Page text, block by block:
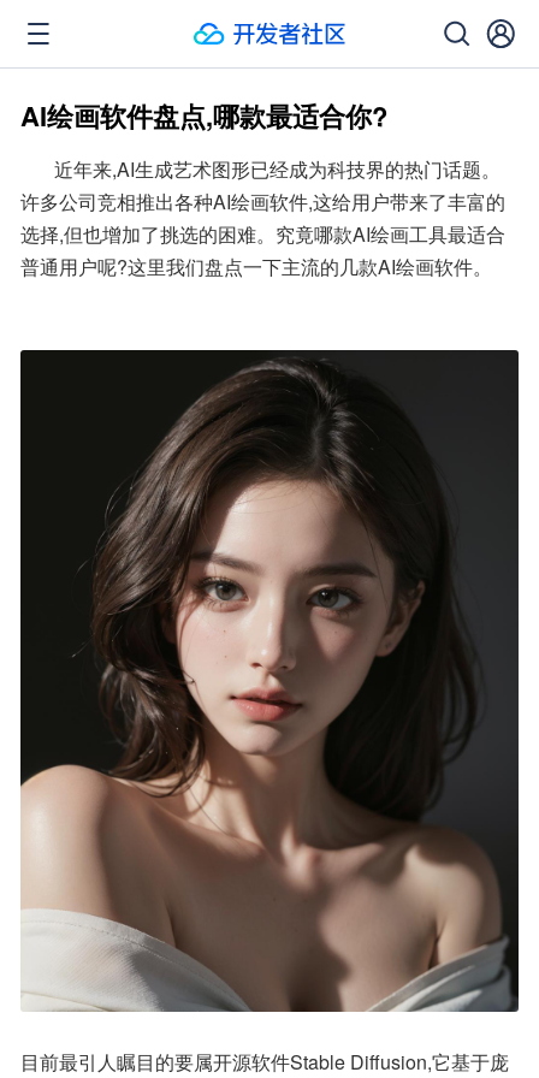
AI绘画软件盘点,哪款最适合你?
许多公司竞相推出各种AI绘画软件,这给用户带来了丰富的
选择,但也增加了挑选的困难。究竟哪款AI绘画工具最适合
普通用户呢?这里我们盘点一下主流的几款AI绘画软件。
目前最引人瞩目的要属开源软件Stable Diffusion,它基于庞